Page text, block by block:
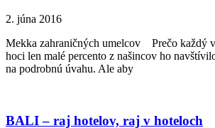
2. júna 2016
Mekka zahraničných umelcov Prečo každý
hoci len malé percento z našincov ho
na podrobnú úvahu. Ale aby
BALI – raj hotelov, raj v hoteloch